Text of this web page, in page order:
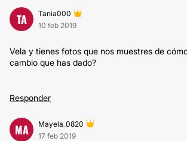
TA
Tania000
10 feb 2019
Vela y tienes fotos que nos muestres de
cambio que has dado?
Responder
MA
Mayela_0820
17 feb 2019